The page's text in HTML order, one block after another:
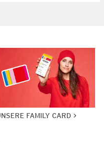
FAMILY CARD